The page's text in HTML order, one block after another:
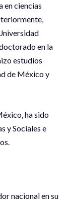
en ciencias
en la
estudios
de México y
ha sido
y Sociales e
nacional en su